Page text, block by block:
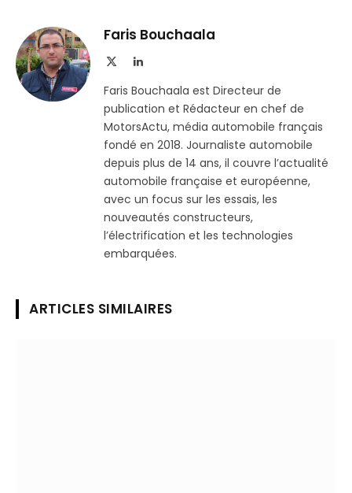
Telegram
Faris Bouchaala
LinkedIn
Faris Bouchaala est Directeur de
publication et Rédacteur en chef de
MotorsActu, média automobile français
fondé en 2018. Journaliste automobile
depuis plus de 14 ans, il couvre l’actualité
automobile française et européenne,
avec un focus sur les essais, les
nouveautés constructeurs,
l’électrification et les technologies
embarquées.
ARTICLES SIMILAIRES